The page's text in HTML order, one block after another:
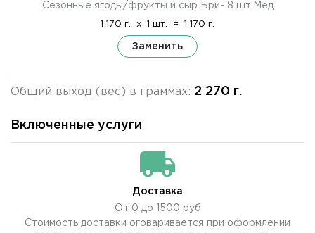
Сезонные ягоды/фрукты и сыр Бри- 8 шт.Мед
1 170 г. x 1 шт. = 1 170 г.
Заменить
Общий выход (вес) в граммах: 2 270 г.
Включенные услуги
Доставка
От 0 до 1500 руб
Стоимость доставки оговаривается при оформлении